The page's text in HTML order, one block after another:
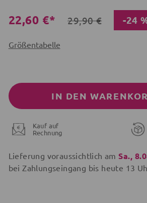
22,60 €*
29,90 € -24
Größentabelle
IN DEN
Kauf auf
Rechnung
Lieferung voraussichtlich am Sa.,
bei Zahlungseingang bis heute 13